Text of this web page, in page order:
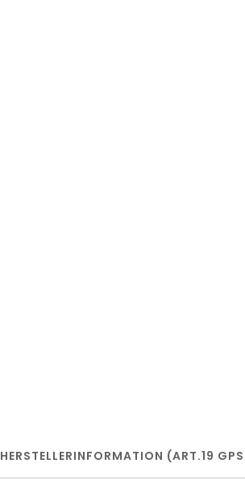
HERSTELLERINFORMATION (ART.19